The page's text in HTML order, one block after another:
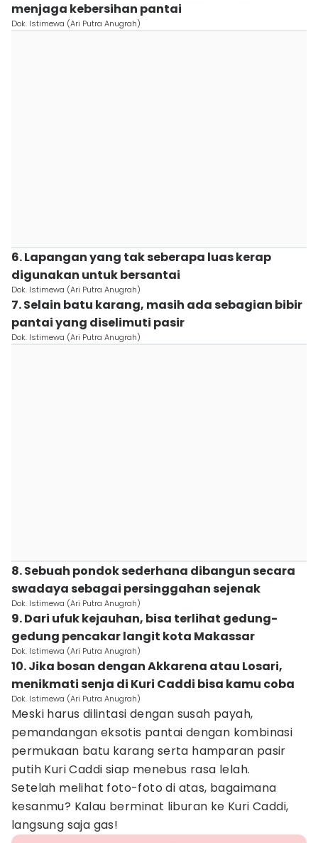
menjaga kebersihan pantai
Dok. Istimewa (Ari Putra Anugrah)
6. Lapangan yang tak seberapa luas kerap
digunakan untuk bersantai
Dok. Istimewa (Ari Putra Anugrah)
7. Selain batu karang, masih ada sebagian bibir
pantai yang diselimuti pasir
Dok. Istimewa (Ari Putra Anugrah)
8. Sebuah pondok sederhana dibangun secara
swadaya sebagai persinggahan sejenak
Dok. Istimewa (Ari Putra Anugrah)
9. Dari ufuk kejauhan, bisa terlihat gedung-
gedung pencakar langit kota Makassar
Dok. Istimewa (Ari Putra Anugrah)
10. Jika bosan dengan Akkarena atau Losari,
menikmati senja di Kuri Caddi bisa kamu coba
Dok. Istimewa (Ari Putra Anugrah)
Meski harus dilintasi dengan susah payah,
pemandangan eksotis pantai dengan kombinasi
permukaan batu karang serta hamparan pasir
putih Kuri Caddi siap menebus rasa lelah.
Setelah melihat foto-foto di atas, bagaimana
kesanmu? Kalau berminat liburan ke Kuri Caddi,
langsung saja gas!